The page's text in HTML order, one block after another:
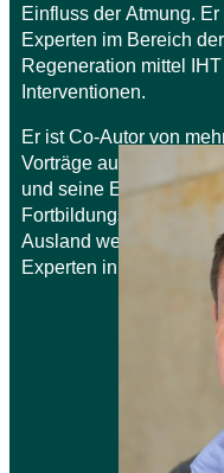
Einfluss der Atmung.
Experten im Bereich
Regeneration mittel
Interventionen.
Er ist Co-Autor von
Vorträge auf
und seine Erfahrungen
Ausland weiter. Er ist
Experten in Europa.